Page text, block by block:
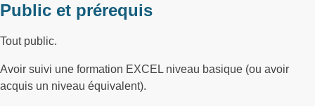
Public et prérequis
Tout public.
Avoir suivi une formation EXCEL niveau basique (ou avoir
acquis un niveau équivalent).